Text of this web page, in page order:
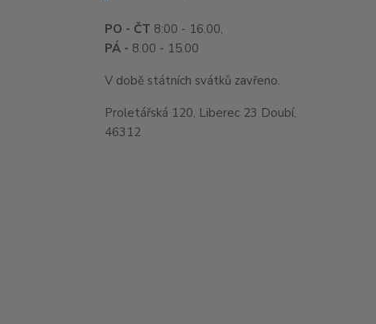
PO - ČT 8:00 - 16.00,
PÁ - 8.00 - 15.00
V době státních svátků zavřeno.
Proletářská 120, Liberec 23 Doubí,
46312